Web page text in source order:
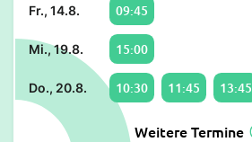
Fr., 14.8. 09:45
Mi., 19.8. 15:00
Do., 20.8. 10:30 11:45 13:45
Weitere Termine